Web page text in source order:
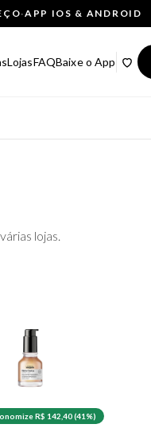
·APP IOS & ANDROID
LojasFAQBaixe o App
lojas.
R$ 142,40 (41%)